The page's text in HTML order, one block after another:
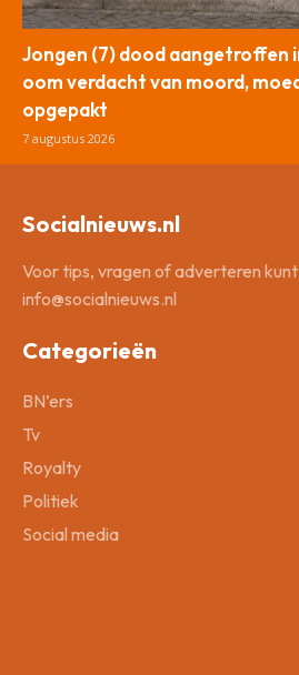
Jongen (7) dood aangetroffen
oom verdacht van moord,
opgepakt
7 augustus 2026
Socialnieuws.nl
Voor tips, vragen of adverteren
info@socialnieuws.nl
Categorieën
BN’ers
Tv
Royalty
Politiek
Social media